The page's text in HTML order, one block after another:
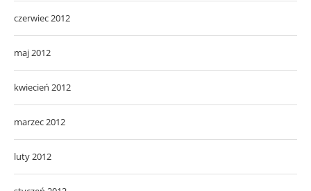
czerwiec 2012
maj 2012
kwiecień 2012
marzec 2012
luty 2012